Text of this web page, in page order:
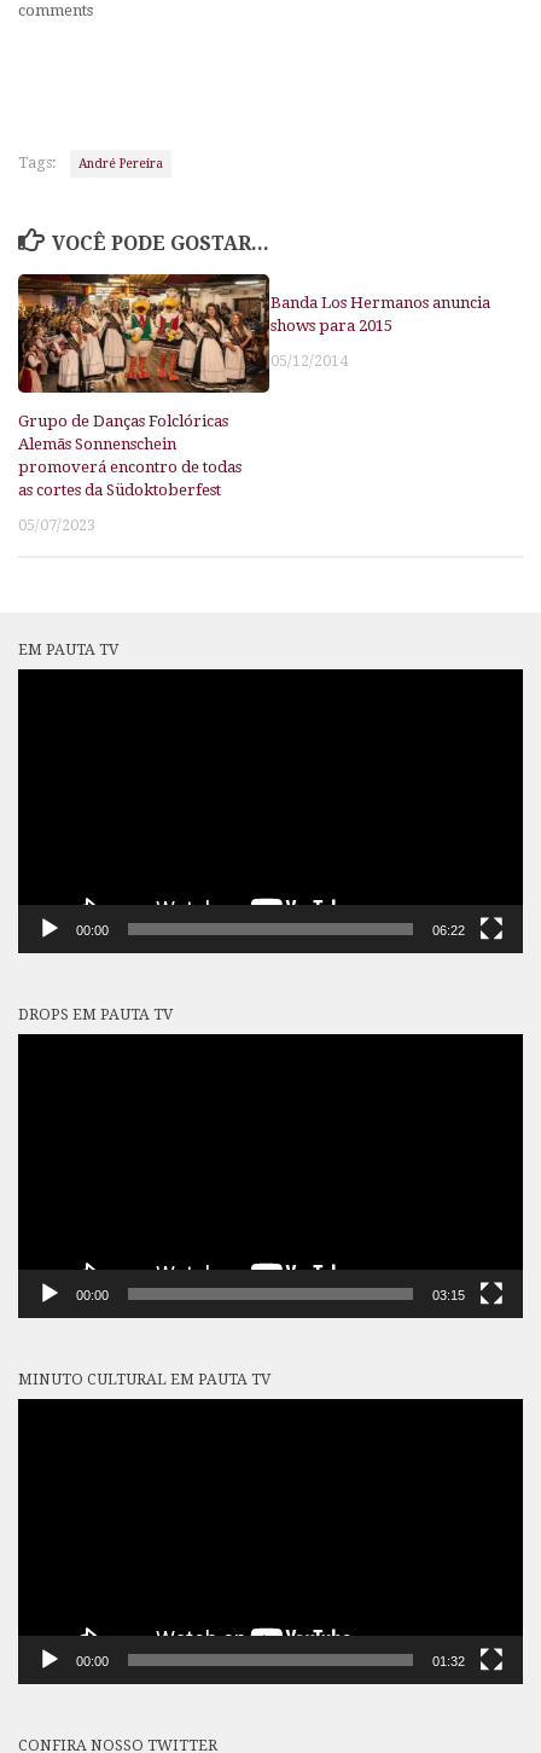
comments
Tags: André Pereira
VOCÊ PODE GOSTAR...
Grupo de Danças Folclóricas
Alemãs Sonnenschein
promoverá encontro de todas
as cortes da Südoktoberfest
05/07/2023
Banda Los Hermanos anuncia
shows para 2015
05/12/2014
EM PAUTA TV
00:00 06:22
DROPS EM PAUTA TV
00:00 03:15
MINUTO CULTURAL EM PAUTA TV
00:00 01:32
CONFIRA NOSSO TWITTER